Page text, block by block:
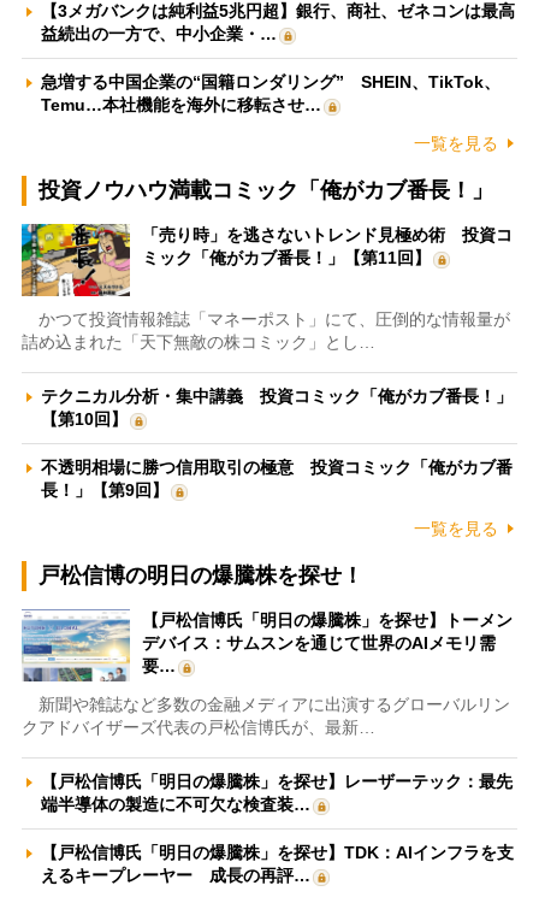
【3メガバンクは純利益5兆円超】銀行、商社、ゼネコンは最高
益続出の一方で、中小企業・…
急増する中国企業の“国籍ロンダリング” SHEIN、TikTok、
Temu…本社機能を海外に移転させ…
一覧を見る
投資ノウハウ満載コミック「俺がカブ番長！」
「売り時」を逃さないトレンド見極め術 投資コ
ミック「俺がカブ番長！」【第11回】
かつて投資情報雑誌「マネーポスト」にて、圧倒的な情報量が
詰め込まれた「天下無敵の株コミック」とし…
テクニカル分析・集中講義 投資コミック「俺がカブ番長！」
【第10回】
不透明相場に勝つ信用取引の極意 投資コミック「俺がカブ番
長！」【第9回】
一覧を見る
戸松信博の明日の爆騰株を探せ！
【戸松信博氏「明日の爆騰株」を探せ】トーメン
デバイス：サムスンを通じて世界のAIメモリ需
要…
新聞や雑誌など多数の金融メディアに出演するグローバルリン
クアドバイザーズ代表の戸松信博氏が、最新…
【戸松信博氏「明日の爆騰株」を探せ】レーザーテック：最先
端半導体の製造に不可欠な検査装…
【戸松信博氏「明日の爆騰株」を探せ】TDK：AIインフラを支
えるキープレーヤー 成長の再評…